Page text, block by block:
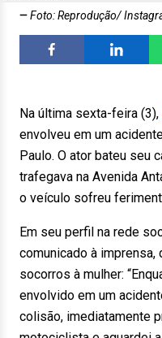
Foto: Reprodução/
Na última sexta-feira (3),
envolveu em um
Paulo. O ator bateu seu
trafegava na Avenida
o veículo sofreu
Em seu perfil na rede
comunicado à
socorros à mulher:
envolvido em um
colisão, imediatamente